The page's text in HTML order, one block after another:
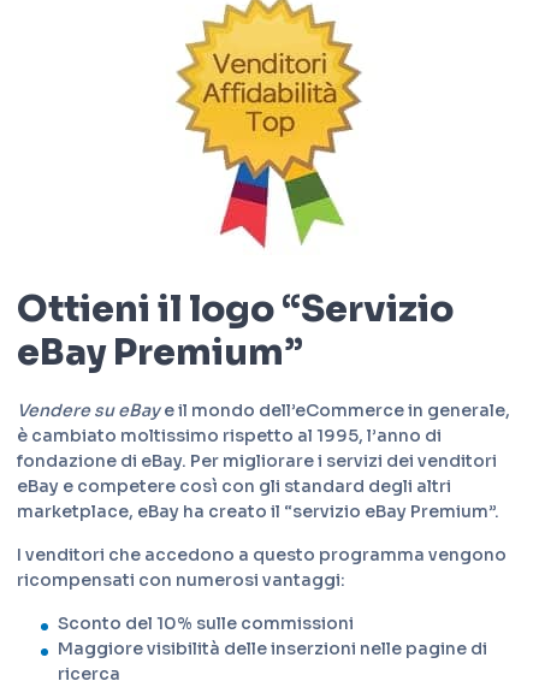
Ottieni il logo “Servizio
eBay Premium”
Vendere su eBay e il mondo dell’eCommerce in generale,
è cambiato moltissimo rispetto al 1995, l’anno di
fondazione di eBay. Per migliorare i servizi dei venditori
eBay e competere così con gli standard degli altri
marketplace, eBay ha creato il “servizio eBay Premium”.
I venditori che accedono a questo programma vengono
ricompensati con numerosi vantaggi:
Sconto del 10% sulle commissioni
Maggiore visibilità delle inserzioni nelle pagine di
ricerca